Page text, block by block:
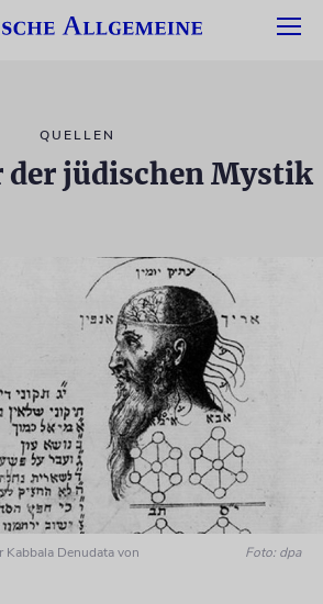
QUELLEN
jüdischen Mystik
Kabbala Denudata von
Foto: dpa